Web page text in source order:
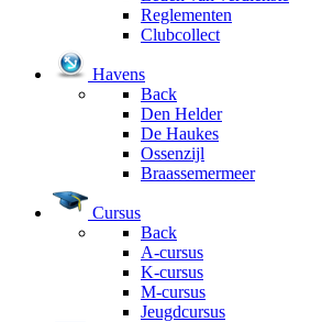
Reglementen
Clubcollect
Havens
Back
Den Helder
De Haukes
Ossenzijl
Braassemermeer
Cursus
Back
A-cursus
K-cursus
M-cursus
Jeugdcursus